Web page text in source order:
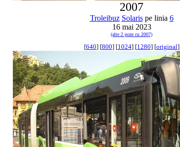
2007
Troleibuz Solarispe linia 6
16 mai 2023
(alte 2 poze cu 2007)
[640] [800] [1024] [1280] [original]